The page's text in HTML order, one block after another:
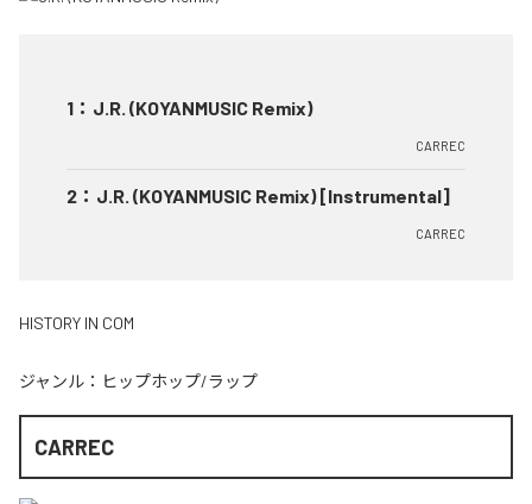
1 ： J.R. (KOYANMUSIC Remix)
CARREC
2 ： J.R. (KOYANMUSIC Remix) [Instrumental]
CARREC
HISTORY IN COM
ジャンル： ヒップホップ/ラップ
CARREC